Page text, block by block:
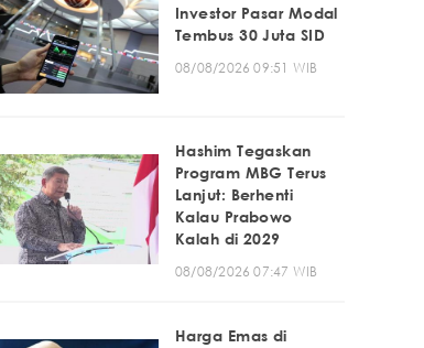
Investor Pasar Modal
Tembus 30 Juta SID
08/08/2026 09:51 WIB
Hashim Tegaskan
Program MBG Terus
Lanjut: Berhenti
Kalau Prabowo
Kalah di 2029
08/08/2026 07:47 WIB
Harga Emas di